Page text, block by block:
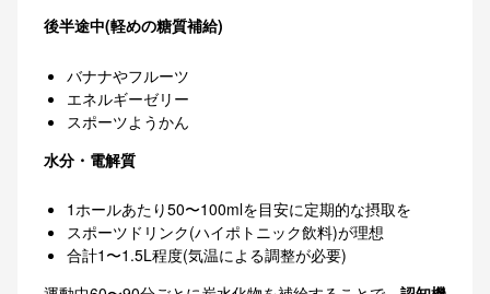
後半途中(軽めの糖質補給)
バナナやフルーツ
エネルギーゼリー
スポーツようかん
水分・電解質
1ホールあたり50〜100mlを目安に定期的な摂取を
スポーツドリンク(ハイポトニック飲料)が理想
合計1〜1.5L程度(気温による調整が必要)